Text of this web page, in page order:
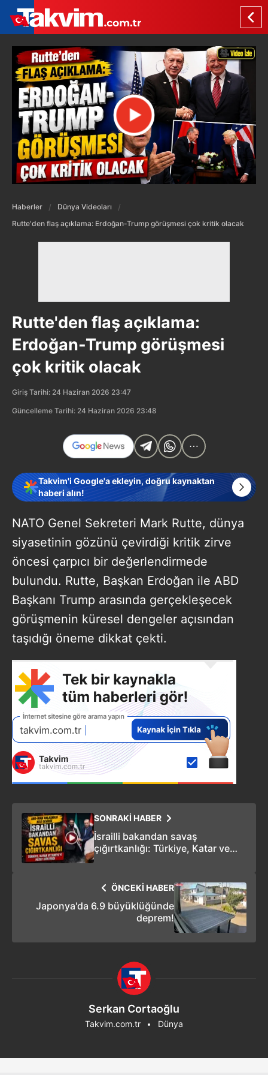
Haberler
Dünya Videoları
Rutte'den flaş açıklama: Erdoğan-Trump görüşmesi çok kritik olacak
Rutte'den flaş açıklama:
Erdoğan-Trump görüşmesi
çok kritik olacak
Giriş Tarihi: 24 Haziran 2026 23:47
Güncelleme Tarihi: 24 Haziran 2026 23:48
Takvim'i Google'a ekleyin, doğru kaynaktan
haberi alın!
NATO Genel Sekreteri Mark Rutte, dünya
siyasetinin gözünü çevirdiği kritik zirve
öncesi çarpıcı bir değerlendirmede
bulundu. Rutte, Başkan Erdoğan ile ABD
Başkanı Trump arasında gerçekleşecek
görüşmenin küresel dengeler açısından
taşıdığı öneme dikkat çekti.
SONRAKİ HABER
İsrailli bakandan savaş
çığırtkanlığı: Türkiye, Katar ve
ÖNCEKİ HABER
Japonya'da 6.9 büyüklüğünde
deprem!
Serkan Cortaoğlu
Takvim.com.tr Dünya